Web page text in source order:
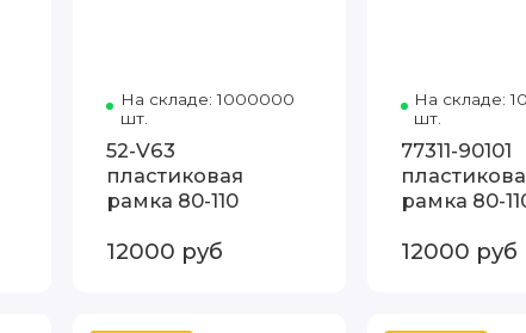
Код товара: DL-5772 80-110 Артэ
На складе: 1000000
шт.
Код товара: 5216-V63 80-
52-V63
пластиковая
рамка 80-110
12000 руб
На складе:
шт.
77311-90101
рамка 80-
12000 руб